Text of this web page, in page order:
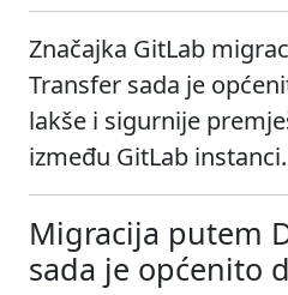
Značajka GitLab
Transfer sada je
lakše i sigurnije
između GitLab instanci.
Migracija putem
sada je općenito